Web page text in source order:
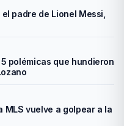
padre de Lionel Messi,
polémicas que hundieron
MLS vuelve a golpear a la